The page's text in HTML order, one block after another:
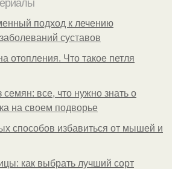
подход к лечению
суставов
отопления. Что такое петля
семян: все, что нужно знать о
на своем подворье
способов избавиться от мышей и
как выбрать лучший сорт